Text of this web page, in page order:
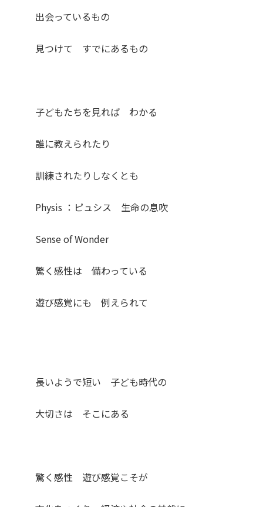
出会っているもの
見つけて すでにあるもの
子どもたちを見れば わかる
誰に教えられたり
訓練されたりしなくとも
Physis ：ピュシス 生命の息吹
Sense of Wonder
驚く感性は 備わっている
遊び感覚にも 例えられて
長いようで短い 子ども時代の
大切さは そこにある
驚く感性 遊び感覚こそが